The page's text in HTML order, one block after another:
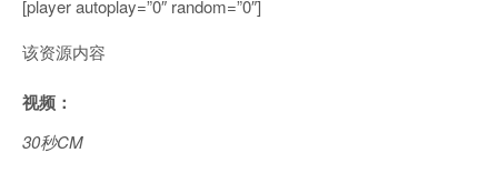
[player autoplay=”0″ random=”0″]
该资源内容
视频：
30秒CM